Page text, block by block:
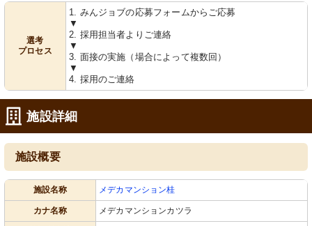
広々とした食事スペースは、清潔感が
あり明るい空間です。
キッチン
清潔感のあるキッチンは、働くスタッ
キッチン
きれいに整えられたキッチンと、窓越
しの暖かみのある居室が広がります。
和室
落ち着いた雰囲気の和室で、窓から自
然光が差し込みます。
選考
プロセス
1. みんジョブの応募フォームからご応募
▼
2. 採用担当者よりご連絡
▼
3. 面接の実施（場合によって複数回）
▼
4. 採用のご連絡
施設詳細
施設概要
施設名称 メデカマンション桂
カナ名称 メデカマンションカツラ